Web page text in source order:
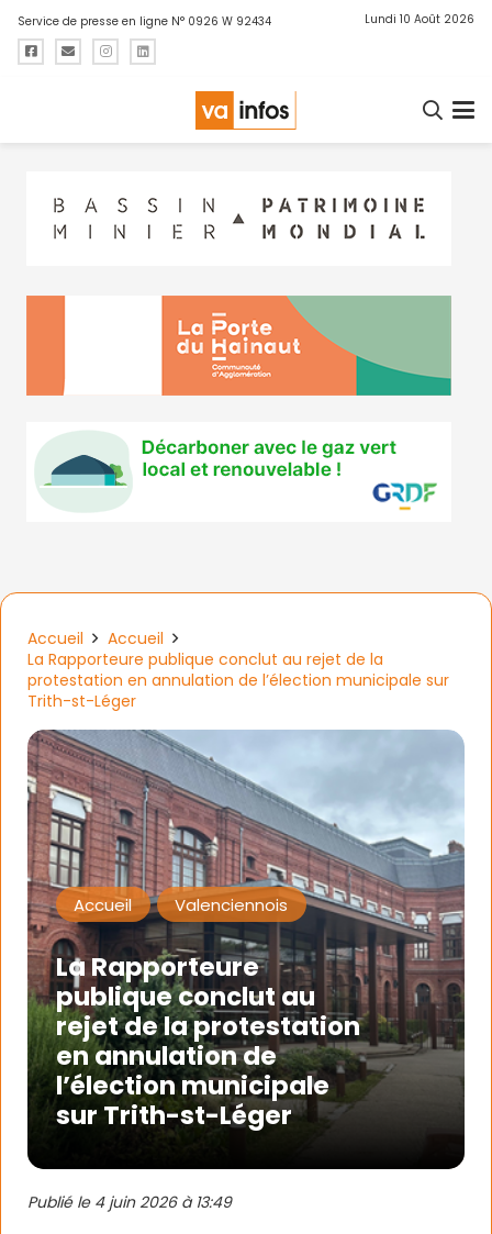
Service de presse en ligne N° 0926 W 92434 Lundi 10 Août 2026
Accueil
Accueil
La Rapporteure publique conclut au rejet de la
protestation en annulation de l’élection municipale sur
Trith-st-Léger
Accueil Valenciennois
La Rapporteure
publique conclut au
rejet de la protestation
en annulation de
l’élection municipale
sur Trith-st-Léger
Publié le 4 juin 2026 à 13:49